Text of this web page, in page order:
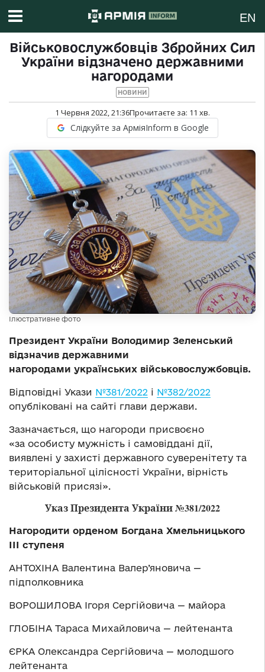
EN
Військовослужбовців Збройних Сил
України відзначено державними
нагородами
НОВИНИ
1 Червня 2022, 21:36Прочитаєте за: 11 хв.
Слідкуйте за АрміяInform в Google
Ілюстративне фото
Президент України Володимир Зеленський
відзначив державними
нагородами українських військовослужбовців.
Відповідні Укази №381/2022 і №382/2022
опубліковані на сайті глави держави.
Зазначається, що нагороди присвоєно
«за особисту мужність і самовіддані дії,
виявлені у захисті державного суверенітету та
територіальної цілісності України, вірність
військовій присязі».
Указ Президента України №381/2022
Нагородити орденом Богдана Хмельницького
ІІІ ступеня
АНТОХІНА Валентина Валер’яновича —
підполковника
ВОРОШИЛОВА Ігоря Сергійовича — майора
ГЛОБІНА Тараса Михайловича — лейтенанта
ЄРКА Олександра Сергійовича — молодшого
лейтенанта